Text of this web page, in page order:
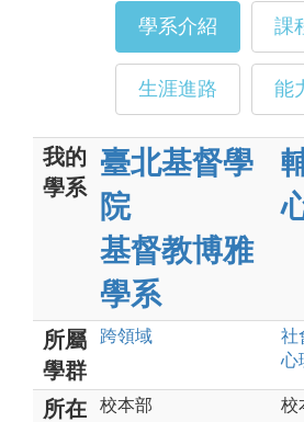
學系介紹 課
生涯進路 能
我的
學系
臺北基督學
院
基督教博雅
學系
所屬
學群
跨領域 社
心
所在
校本部
校